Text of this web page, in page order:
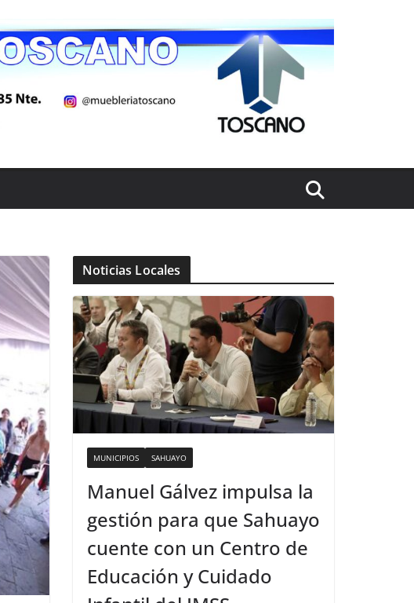
Noticias Locales
MUNICIPIOS SAHUAYO
Manuel Gálvez impulsa la
gestión para que Sahuayo
cuente con un Centro de
Educación y Cuidado